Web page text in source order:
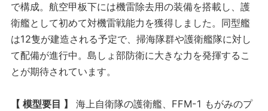
で構成。航空甲板下には機雷除去用の装備を搭載し、護
衛艦として初めて対機雷戦能力を獲得しました。同型艦
は12隻が建造される予定で、掃海隊群や護衛艦隊に対し
て配備が進行中。島しょ部防衛に大きな力を発揮するこ
とが期待されています。
【 模型要目 】
海上自衛隊の護衛艦、FFM-1 もがみのプ